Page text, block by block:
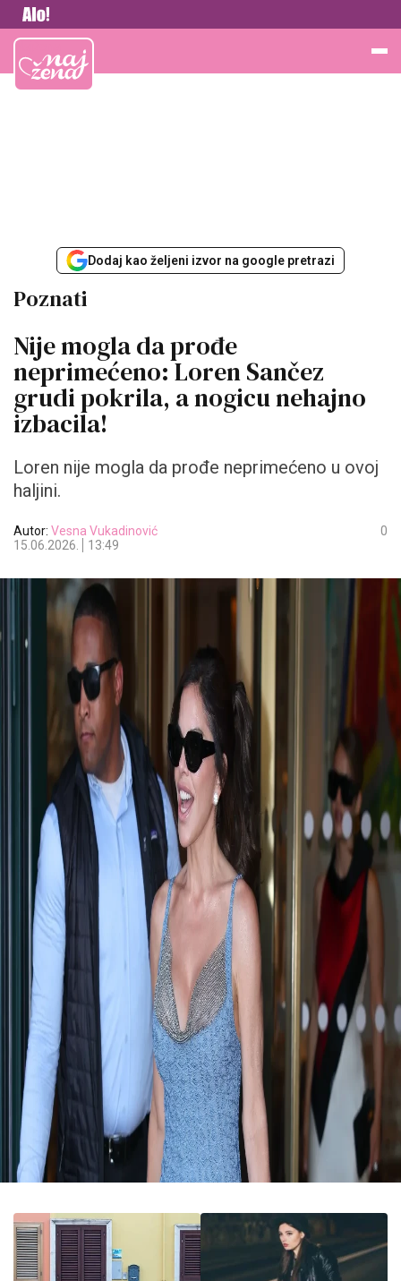
Vesti
Najžena
Dodaj kao željeni izvor na google pretrazi
Poznati
Nije mogla da prođe
neprimećeno: Loren Sančez
grudi pokrila, a nogicu nehajno
izbacila!
Loren nije mogla da prođe neprimećeno u ovoj
haljini.
Autor: Vesna Vukadinović
15.06.2026.
13:49
0